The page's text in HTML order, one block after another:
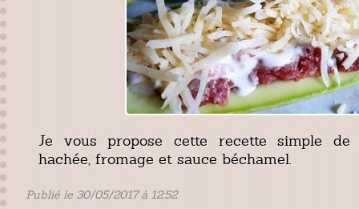
Je vous propose cette recette simple de
hachée, fromage et sauce béchamel.
Publié le 30/05/2017 à 12:52